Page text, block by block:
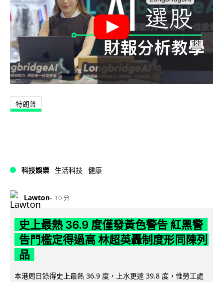
特朗普
科技娛樂 生活科技 健康
Lawton 10 分
史上最熱 36.9 度僅發黃色警告 紅黑警
告門檻定得過高 林超英轟制度形同陳列
品
本港周日錄得史上最熱 36.9 度，上水更達 39.8 度，惟勞工處